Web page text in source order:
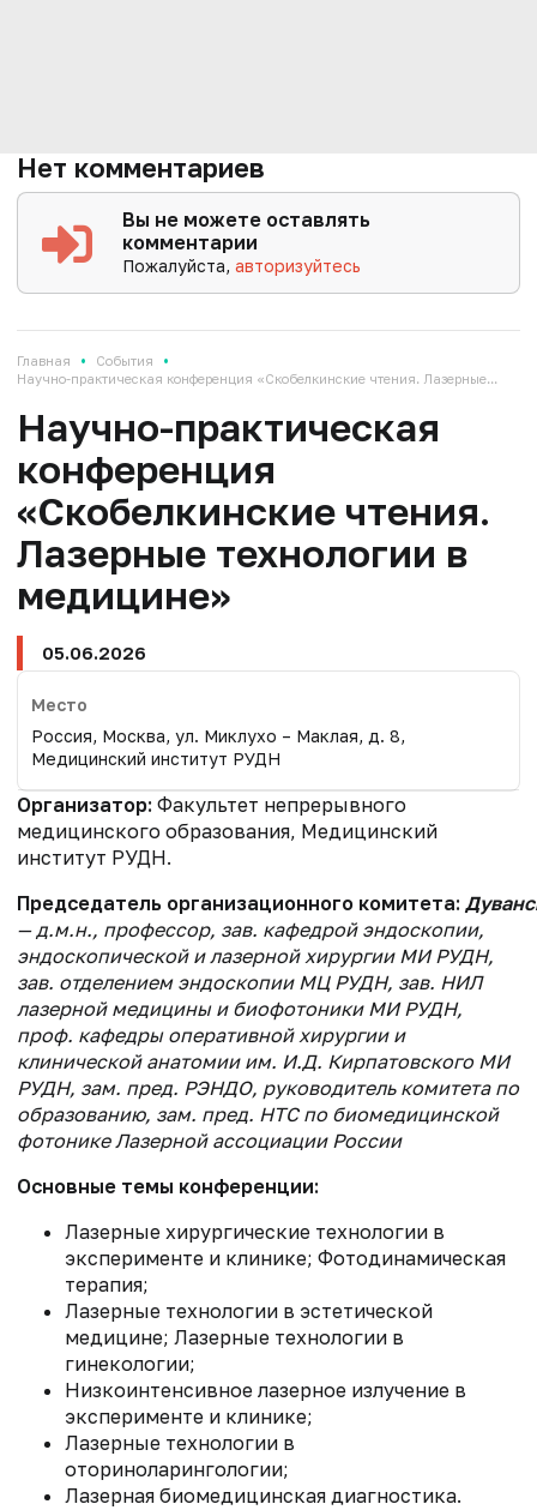
Нет комментариев
Вы не можете оставлять
комментарии
Пожалуйста,авторизуйтесь
Главная • События •
Научно-практическая конференция «Скобелкинские чтения. Лазерные...
Научно-практическая
конференция
«Скобелкинские чтения.
Лазерные технологии в
медицине»
05.06.2026
Место
Россия, Москва, ул. Миклухо – Маклая, д. 8,
Медицинский институт РУДН
Организатор: Факультет непрерывного
медицинского образования, Медицинский
институт РУДН.
Председатель организационного комитета:
— д.м.н., профессор, зав. кафедрой эндоскопии,
эндоскопической и лазерной хирургии МИ РУДН,
зав. отделением эндоскопии МЦ РУДН, зав. НИЛ
лазерной медицины и биофотоники МИ РУДН,
проф. кафедры оперативной хирургии и
клинической анатомии им. И.Д. Кирпатовского МИ
РУДН, зам. пред. РЭНДО, руководитель комитета по
образованию, зам. пред. НТС по биомедицинской
фотонике Лазерной ассоциации России
Основные темы конференции:
Лазерные хирургические технологии в
эксперименте и клинике; Фотодинамическая
терапия;
Лазерные технологии в эстетической
медицине; Лазерные технологии в
гинекологии;
Низкоинтенсивное лазерное излучение в
эксперименте и клинике;
Лазерные технологии в
оториноларингологии;
Лазерная биомедицинская диагностика.